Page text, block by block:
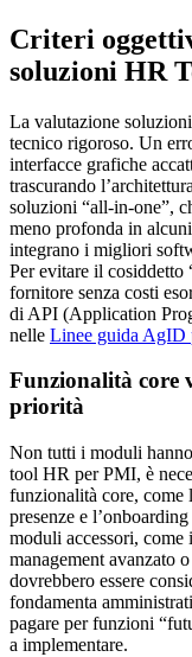
Criteri
soluzioni HR
La valutazione
tecnico rigoroso. Un
interfacce grafiche
trascurando
soluzioni “all-in-one”,
meno profonda in
integrano i migliori
Per evitare il cosiddetto
fornitore senza costi
di API (Application
nelle Linee guida AgID
Funzionalità core
priorità
Non tutti i moduli
tool HR per PMI, è
funzionalità core, come
presenze e
moduli accessori, come
management avanzato
dovrebbero essere
fondamenta
pagare per funzioni
a implementare.